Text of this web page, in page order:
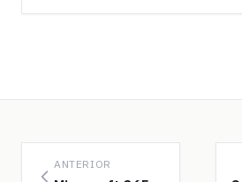
ANTERIOR